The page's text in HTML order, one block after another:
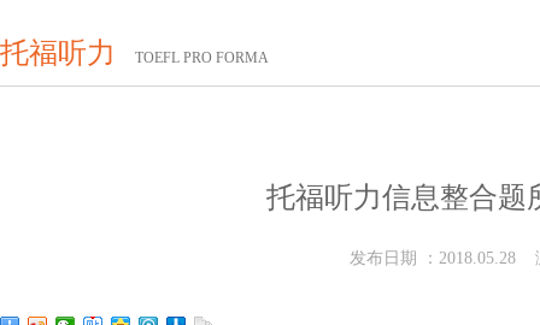
托福听力 TOEFL PRO FORMA
托福听力信息整合题
发布日期 ：2018.05.28